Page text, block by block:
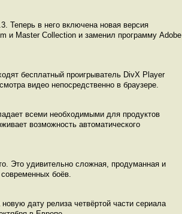
Теперь в него включена новая версия
и Master Collection и заменил программу Adobe
бесплатный проигрыватель DivX Player
видео непосредственно в браузере.
всеми необходимыми для продуктов
возможность автоматического
Это удивительно сложная, продуманная и
боёв.
дату релиза четвёртой части сериала